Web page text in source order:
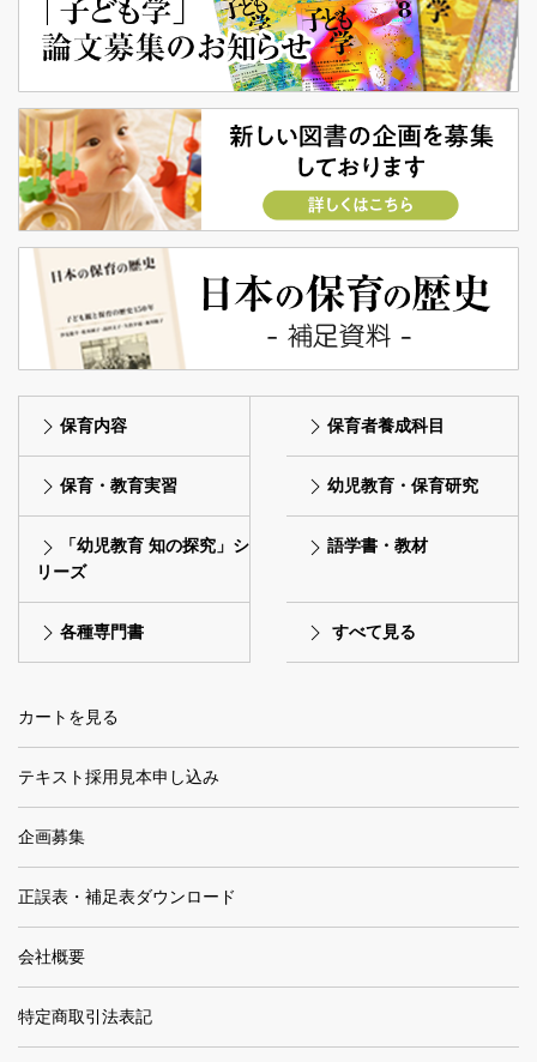
保育内容 保育者養成科目
保育・教育実習 幼児教育・保育研究
「幼児教育 知の探究」シ
リーズ
語学書・教材
各種専門書 すべて見る
カートを見る
テキスト採用見本申し込み
企画募集
正誤表・補足表ダウンロード
会社概要
特定商取引法表記